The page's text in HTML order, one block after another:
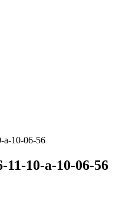
a-10-06-56
10-a-10-06-56